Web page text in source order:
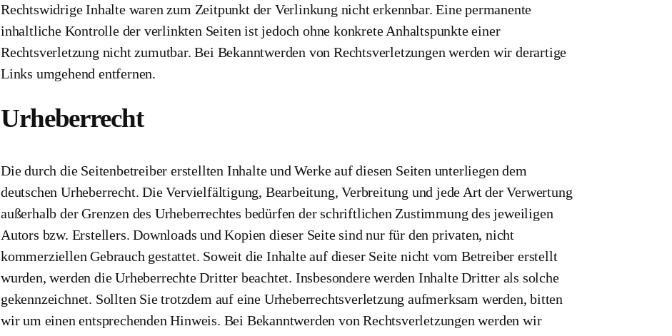
Rechtswidrige Inhalte waren zum Zeitpunkt der Verlinkung nicht erkennbar. Eine permanente
inhaltliche Kontrolle der verlinkten Seiten ist jedoch ohne konkrete Anhaltspunkte einer
Rechtsverletzung nicht zumutbar. Bei Bekanntwerden von Rechtsverletzungen werden wir derartige
Links umgehend entfernen.
Urheberrecht
Die durch die Seitenbetreiber erstellten Inhalte und Werke auf diesen Seiten unterliegen dem
deutschen Urheberrecht. Die Vervielfältigung, Bearbeitung, Verbreitung und jede Art der Verwertung
außerhalb der Grenzen des Urheberrechtes bedürfen der schriftlichen Zustimmung des jeweiligen
Autors bzw. Erstellers. Downloads und Kopien dieser Seite sind nur für den privaten, nicht
kommerziellen Gebrauch gestattet. Soweit die Inhalte auf dieser Seite nicht vom Betreiber erstellt
wurden, werden die Urheberrechte Dritter beachtet. Insbesondere werden Inhalte Dritter als solche
gekennzeichnet. Sollten Sie trotzdem auf eine Urheberrechtsverletzung aufmerksam werden, bitten
wir um einen entsprechenden Hinweis. Bei Bekanntwerden von Rechtsverletzungen werden wir